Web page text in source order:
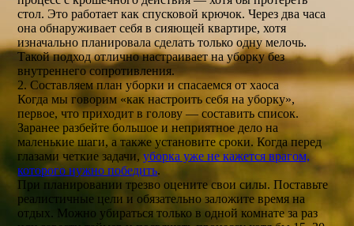
стол. Это работает как спусковой крючок. Через два часа
она обнаруживает себя в сияющей квартире, хотя
изначально планировала сделать только одну мелочь.
Такой подход отлично настраивает на уборку без
внутреннего сопротивления.
2. Составляем план уборки и спасаемся от хаоса
Когда мы говорим «как настроить себя на уборку»,
первое, что приходит в голову — составить список.
Заранее разбейте большое и неприятное дело на
маленькие шаги, а также установите сроки. Когда перед
глазами четкие задачи,уборка уже не кажется врагом,
которого нужно победить.
При планировании трезво оцените свои силы. Поставьте
реалистичные цели и обязательно заложите время на
отдых. Можно убираться только в одной комнате за раз